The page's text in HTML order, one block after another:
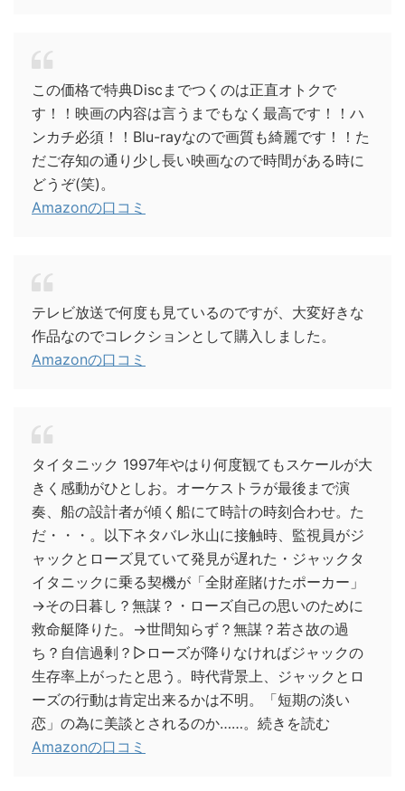
この価格で特典Discまでつくのは正直オトクで
す！！映画の内容は言うまでもなく最高です！！ハ
ンカチ必須！！Blu-rayなので画質も綺麗です！！た
だご存知の通り少し長い映画なので時間がある時に
どうぞ(笑)。
Amazonの口コミ
テレビ放送で何度も見ているのですが、大変好きな
作品なのでコレクションとして購入しました。
Amazonの口コミ
タイタニック 1997年やはり何度観てもスケールが大
きく感動がひとしお。オーケストラが最後まで演
奏、船の設計者が傾く船にて時計の時刻合わせ。た
だ・・・。以下ネタバレ氷山に接触時、監視員がジ
ャックとローズ見ていて発見が遅れた・ジャックタ
イタニックに乗る契機が「全財産賭けたポーカー」
→その日暮し？無謀？・ローズ自己の思いのために
救命艇降りた。→世間知らず？無謀？若さ故の過
ち？自信過剰？▷ローズが降りなければジャックの
生存率上がったと思う。時代背景上、ジャックとロ
ーズの行動は肯定出来るかは不明。「短期の淡い
恋」の為に美談とされるのか……。続きを読む
Amazonの口コミ